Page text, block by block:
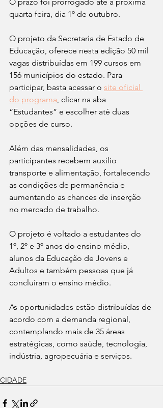
O prazo foi prorrogado até a próxima
quarta-feira, dia 1º de outubro.
O projeto da Secretaria de Estado de
Educação, oferece nesta edição 50 mil
vagas distribuídas em 199 cursos em
156 municípios do estado. Para
participar, basta acessar o site oficial
do programa, clicar na aba
“Estudantes” e escolher até duas
opções de curso.
Além das mensalidades, os
participantes recebem auxílio
transporte e alimentação, fortalecendo
as condições de permanência e
aumentando as chances de inserção
no mercado de trabalho.
O projeto é voltado a estudantes do
1º, 2º e 3º anos do ensino médio,
alunos da Educação de Jovens e
Adultos e também pessoas que já
concluíram o ensino médio.
As oportunidades estão distribuídas de
acordo com a demanda regional,
contemplando mais de 35 áreas
estratégicas, como saúde, tecnologia,
indústria, agropecuária e serviços.
CIDADE